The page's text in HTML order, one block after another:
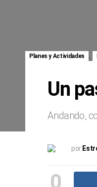
Planes y Actividades
Un
Andando,
por
0